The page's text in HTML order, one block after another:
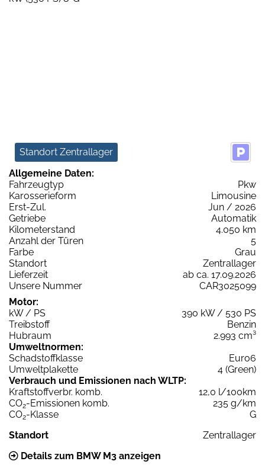
Standort Zentrallager
Allgemeine Daten:
Fahrzeugtyp
Pkw
Karosserieform
Limousine
Erst-Zul.
Jun / 2026
Getriebe
Automatik
Kilometerstand
4.050 km
Anzahl der Türen
5
Farbe
Grau
Standort
Zentrallager
Lieferzeit
ab ca. 17.09.2026
Unsere Nummer
CAR3025099
Motor:
kW / PS
390 kW / 530 PS
Treibstoff
Benzin
Hubraum
2.993 cm³
Umweltnormen:
Schadstoffklasse
Euro6
Umweltplakette
4 (Green)
Verbrauch und Emissionen nach WLTP:
Kraftstoffverbr. komb.
12,0 l/100km
CO2-Emissionen komb.
235 g/km
CO2-Klasse
G
Standort
Zentrallager
Details zum BMW M3 anzeigen